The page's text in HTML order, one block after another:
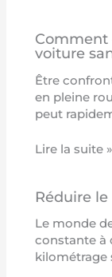
Comment
voiture
Être
en pleine
peut
Lire la suite »
Réduire
Le monde
constante à
kilométrage